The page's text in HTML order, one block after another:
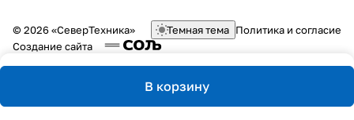
В корзину
© 2026 «СеверТехника» Темная тема Политика и согласие
Создание сайта